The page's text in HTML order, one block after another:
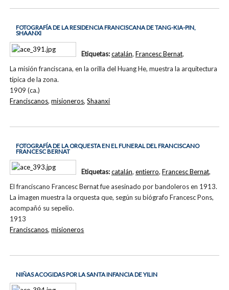
FOTOGRAFÍA DE LA RESIDENCIA FRANCISCANA DE TANG-KIA-PIN,
SHAANXI
La misión franciscana, en la orilla del Huang He, muestra la arquitectura
típica de la zona.
1909 (ca.)
Etiquetas:catalán, Francesc Bernat,
Franciscanos,misioneros,Shaanxi
FOTOGRAFÍA DE LA ORQUESTA EN EL FUNERAL DEL FRANCISCANO
FRANCESC BERNAT
El franciscano Francesc Bernat fue asesinado por bandoleros en 1913.
La imagen muestra la orquesta que, según su biógrafo Francesc Pons,
acompañó su sepelio.
1913
Etiquetas:catalán, entierro, Francesc Bernat,
Franciscanos,misioneros
NIÑAS ACOGIDAS POR LA SANTA INFANCIA DE YILIN